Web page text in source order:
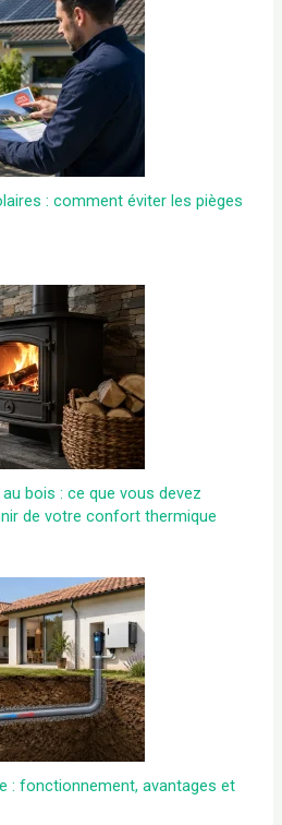
: comment éviter les pièges
bois : ce que vous devez
de votre confort thermique
: fonctionnement, avantages et